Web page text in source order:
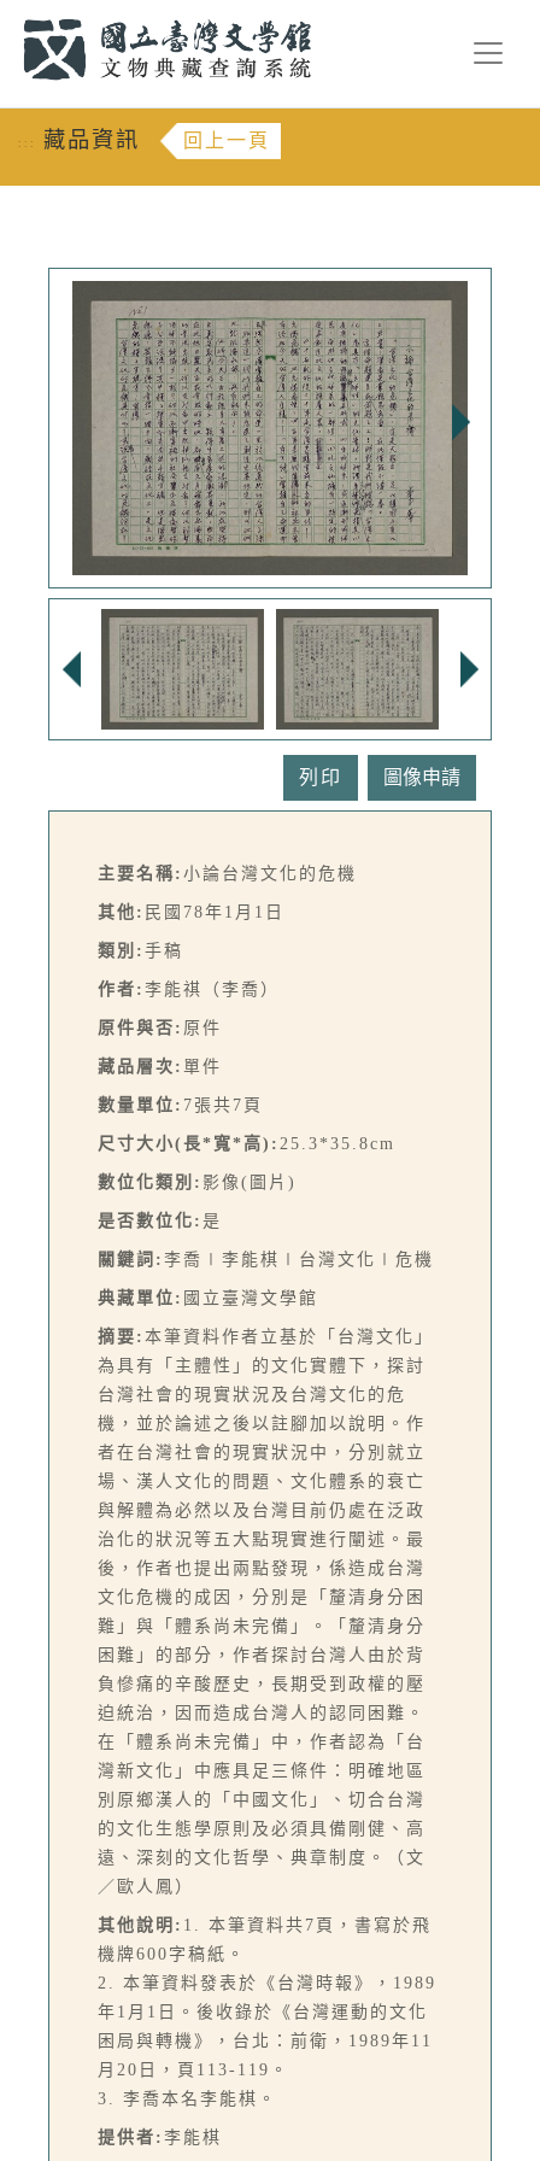
::: 藏品資訊 回上一頁
列印
主要名稱: 小論台灣文化的危機
其他: 民國78年1月1日
類別: 手稿
作者: 李能祺（李喬）
原件與否: 原件
藏品層次: 單件
數量單位: 7張共7頁
尺寸大小(長*寬*高): 25.3*35.8cm
數位化類別: 影像(圖片)
是否數位化: 是
關鍵詞: 李喬∣李能棋∣台灣文化∣危機
典藏單位: 國立臺灣文學館
摘要: 本筆資料作者立基於「台灣文化」
為具有「主體性」的文化實體下，探討
台灣社會的現實狀況及台灣文化的危
機，並於論述之後以註腳加以說明。作
者在台灣社會的現實狀況中，分別就立
場、漢人文化的問題、文化體系的衰亡
與解體為必然以及台灣目前仍處在泛政
治化的狀況等五大點現實進行闡述。最
後，作者也提出兩點發現，係造成台灣
文化危機的成因，分別是「釐清身分困
難」與「體系尚未完備」。「釐清身分
困難」的部分，作者探討台灣人由於背
負慘痛的辛酸歷史，長期受到政權的壓
迫統治，因而造成台灣人的認同困難。
在「體系尚未完備」中，作者認為「台
灣新文化」中應具足三條件：明確地區
別原鄉漢人的「中國文化」、切合台灣
的文化生態學原則及必須具備剛健、高
遠、深刻的文化哲學、典章制度。（文
／歐人鳳）
其他說明: 1. 本筆資料共7頁，書寫於飛
機牌600字稿紙。
2. 本筆資料發表於《台灣時報》，1989
年1月1日。後收錄於《台灣運動的文化
困局與轉機》，台北：前衛，1989年11
月20日，頁113-119。
3. 李喬本名李能棋。
提供者: 李能棋